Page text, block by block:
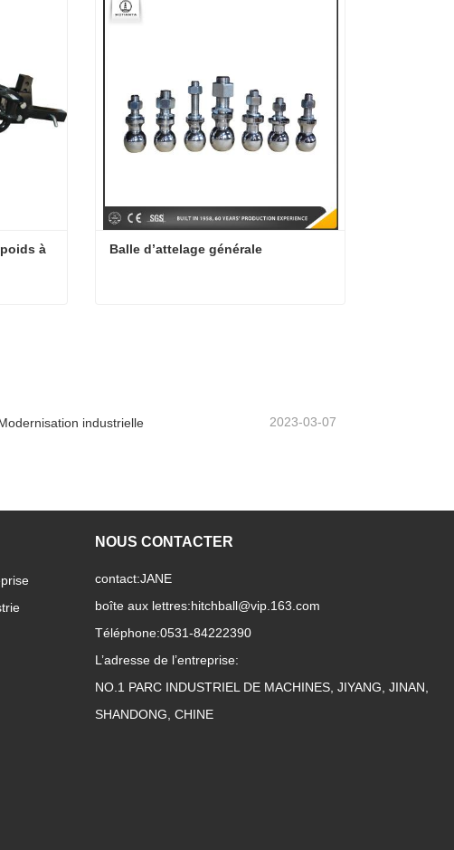
à
Balle d’attelage générale
industrielle 2023-03-07
NOUS CONTACTER
contact:JANE
boîte aux lettres:hitchball@vip.163.com
Téléphone:0531-84222390
L’adresse de l’entreprise:
NO.1 PARC INDUSTRIEL DE MACHINES, JIYANG, JINAN,
SHANDONG, CHINE